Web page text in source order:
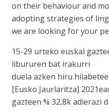
on their behaviour and
adopting strategies of
we are looking for your
15-29 urteko euskal
libururen bat irakurri
duela azken hiru
[Eusko Jaurlaritza]
gazteen % 32,8k adierazi